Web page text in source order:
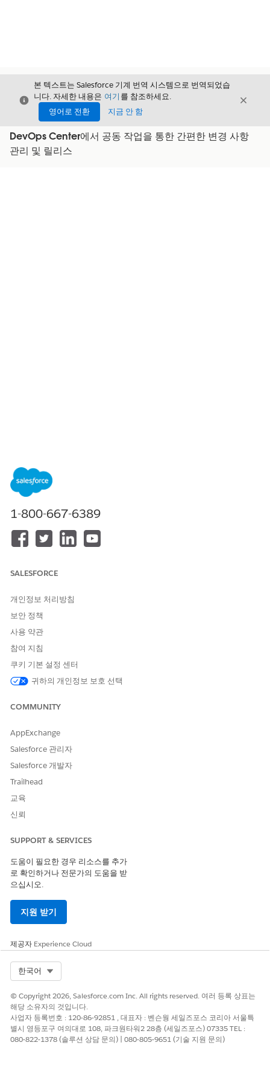
닫기
본 텍스트는 Salesforce 기계 번역 시스템으로 번역되었습
니다. 자세한 내용은 여기 를 참조하세요.
영어로 전환
지금 안 함
닫기
DevOps Center에서 공동 작업을 통한 간편한 변경 사항
관리 및 릴리스
DevOps Center 테스트 설정
DevOps Center 테스트를 구성하여 첫 번째 검토부터 최종 프로모
파이프라인이 자동으로 품질을 적용하려면 먼저 활성화된 파이프라
아직 다음 단계를 완료하지 않은 경우
DevOps Center 테스트를 설정하려면 다음 세 단계를 수행해야 합
니다.
노트 Agentforce 기술을 사용하여 테스트 공급자를 구성하고, 제
를 실행하고, 오류를 분석할 수 있습니다.
테스트 제공자
올바른 테스트 공급자를 선택하는 방법은 테스트 요구 사항,
Salesforce 조직의 성숙도, 파이프라인을 진행하는 변경 유형에
따라 다릅니다. 여러 공급자를 구성하고 서로 다른 파이프라인
바른 테스트를 실행할 수 있습니다.
테스트 도구 모음
본 구성 요소입니다. 테스트 제품군은 Apex 단위 테스트 집합,
Code Analyzer 스캔 구성 또는 파트너 테스트 패키지와 같은
단일 테스트 공급자의 논리적으로 그룹화된 테스트 컬렉션입니
다. 테스트 도구 모음을 사용하면 개별 테스트를 하나씩 실행하
는 대신 팀의 품질 표준을 반영하는 의미 있는 테스트 그룹을 정
의하고 파이프라인 스테이지에 단위로 할당할 수 있습니다.
품질 게이트
품질 게이트는 파이프라인을 진행하기 전에 변경 사항을 충족해
야 하는 통과 임계값, 심각도 제한, 필수 테스트 요구 사항을 정
다음 사항도 참조:
테스트 공급자 구성
1-800-667-6389
SALESFORCE
개인정보 처리방침
보안 정책
사용 약관
참여 지침
쿠키 기본 설정 센터
귀하의 개인정보 보호 선택
COMMUNITY
AppExchange
Salesforce 관리자
Salesforce 개발자
Trailhead
교육
신뢰
SUPPORT & SERVICES
도움이 필요한 경우 리소스를 추가
로 확인하거나 전문가의 도움을 받
으십시오.
지원 받기
제공자 Experience Cloud
한국어
© Copyright 2026, Salesforce.com Inc. All rights reserved. 여러 등록 상표는
해당 소유자의 것입니다.
사업자 등록번호 : 120-86-92851 , 대표자 : 벤슨웡 세일즈포스 코리아 서울특
별시 영등포구 여의대로 108, 파크원타워2 28층 (세일즈포스) 07335 TEL :
080-822-1378 (솔루션 상담 문의) | 080-805-9651 (기술 지원 문의)